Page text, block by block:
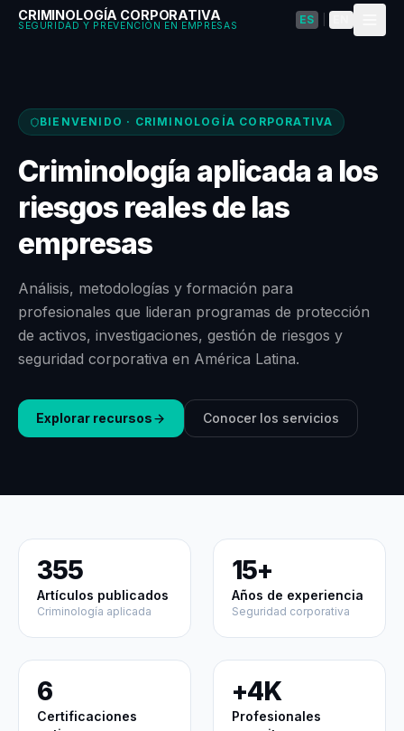
CRIMINOLOGÍA CORPORATIVA
SEGURIDAD Y PREVENCIÓN EN EMPRESAS ES
BIENVENIDO · CRIMINOLOGÍA CORPORATIVA
Criminología aplicada a los
riesgos reales de las
empresas
Análisis, metodologías y formación para
profesionales que lideran programas de protección
de activos, investigaciones, gestión de riesgos y
seguridad corporativa en América Latina.
Explorar recursos Conocer los servicios
355
Artículos publicados
Criminología aplicada
15+
Años de experiencia
Seguridad corporativa
6
Certificaciones
+4K
Profesionales